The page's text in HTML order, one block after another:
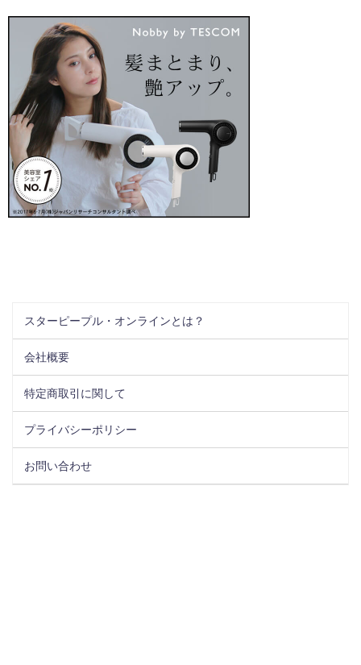
スターピープル・オンラインとは？
会社概要
特定商取引に関して
プライバシーポリシー
お問い合わせ